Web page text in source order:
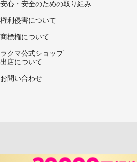
安心・安全のための取り組み
権利侵害について
商標権について
ラクマ公式ショップ
出店について
お問い合わせ